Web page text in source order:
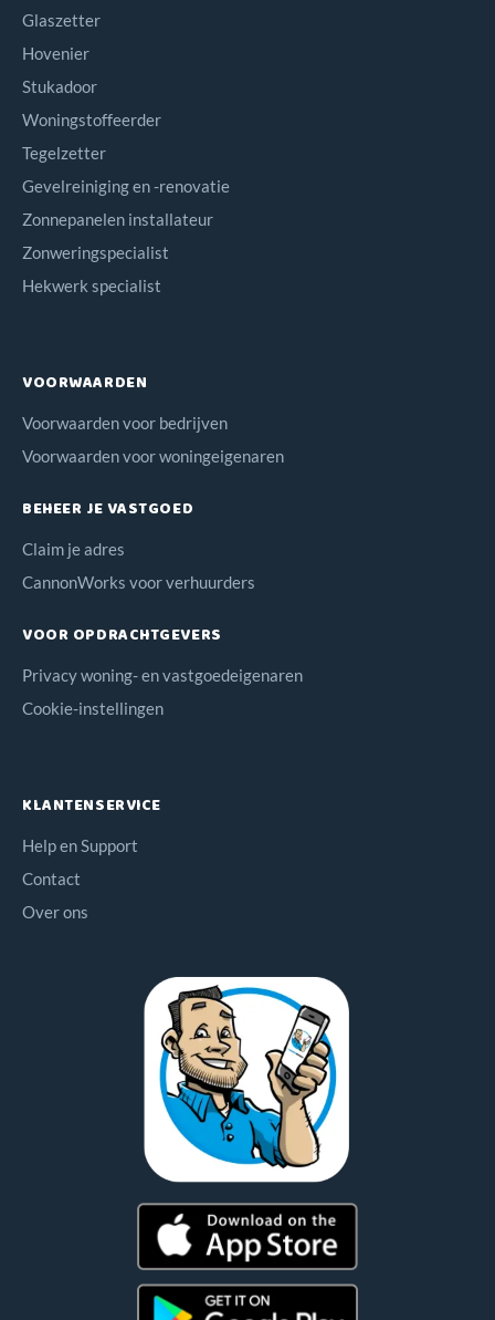
Glaszetter
Hovenier
Stukadoor
Woningstoffeerder
Tegelzetter
Gevelreiniging en -renovatie
Zonnepanelen installateur
Zonweringspecialist
Hekwerk specialist
VOORWAARDEN
Voorwaarden voor bedrijven
Voorwaarden voor woningeigenaren
BEHEER JE VASTGOED
Claim je adres
CannonWorks voor verhuurders
VOOR OPDRACHTGEVERS
Privacy woning- en vastgoedeigenaren
Cookie-instellingen
KLANTENSERVICE
Help en Support
Contact
Over ons